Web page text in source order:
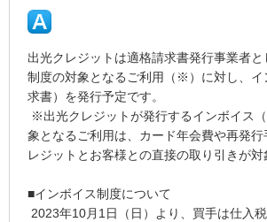
出光クレジットは適格請求書発行事業者と
制度の対象となるご利用（※）に対し、イ
求書）を発行予定です。
※出光クレジットが発行するインボイス
象となるご利用は、カード年会費や再発行
レジットとお客様との直接の取り引きが対
■インボイス制度について
2023年10月1日（日）より、買手は仕入